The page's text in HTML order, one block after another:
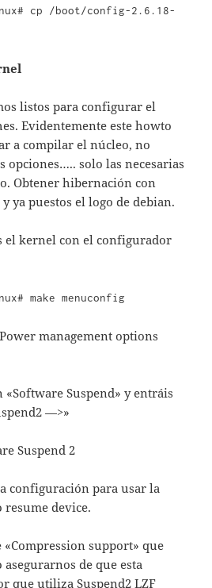
cp /boot/config-2.6.18-
listos para configurar el
Evidentemente este howto
a compilar el núcleo, no
opciones….. solo las necesarias
Obtener hibernación con
ya puestos el logo de debian.
el kernel con el configurador
make menuconfig
management options
«Software Suspend» y entráis
—>»
configuración para usar la
device.
support» que
de que esta
que utiliza Suspend2 LZF